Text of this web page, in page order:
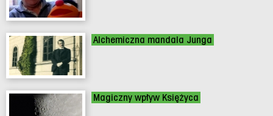
Alchemiczna mandala Junga
Magiczny wpływ Księżyca